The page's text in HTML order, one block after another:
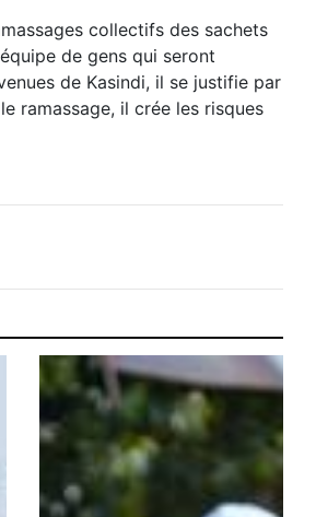
collectifs des sachets
de gens qui seront
de Kasindi, il se justifie par
ramassage, il crée les risques